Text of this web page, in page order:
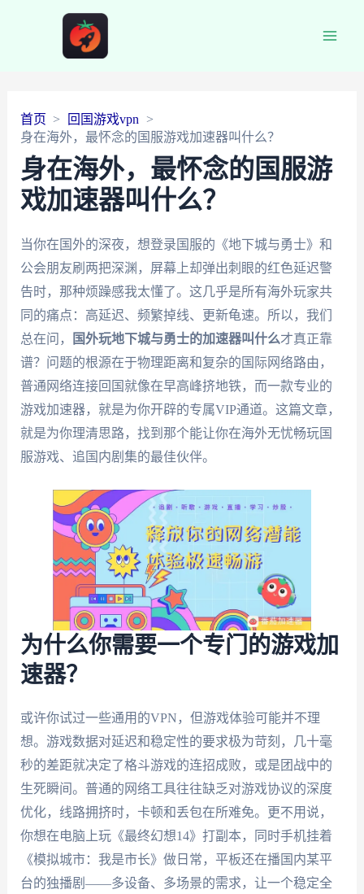
首页
回国游戏vpn
身在海外，最怀念的国服游戏加速器叫什么？
身在海外，最怀念的国服游
戏加速器叫什么？
当你在国外的深夜，想登录国服的《地下城与勇士》和
公会朋友刷两把深渊，屏幕上却弹出刺眼的红色延迟警
告时，那种烦躁感我太懂了。这几乎是所有海外玩家共
同的痛点：高延迟、频繁掉线、更新龟速。所以，我们
总在问，
国外玩地下城与勇士的加速器叫什么才真正靠
谱？问题的根源在于物理距离和复杂的国际网络路由，
普通网络连接回国就像在早高峰挤地铁，而一款专业的
游戏加速器，就是为你开辟的专属VIP通道。这篇文章，
就是为你理清思路，找到那个能让你在海外无忧畅玩国
服游戏、追国内剧集的最佳伙伴。
为什么你需要一个专门的游戏加
速器？
或许你试过一些通用的VPN，但游戏体验可能并不理
想。游戏数据对延迟和稳定性的要求极为苛刻，几十毫
秒的差距就决定了格斗游戏的连招成败，或是团战中的
生死瞬间。普通的网络工具往往缺乏对游戏协议的深度
优化，线路拥挤时，卡顿和丢包在所难免。更不用说，
你想在电脑上玩《最终幻想14》打副本，同时手机挂着
《模拟城市：我是市长》做日常，平板还在播国内某平
台的独播剧——多设备、多场景的需求，让一个稳定全